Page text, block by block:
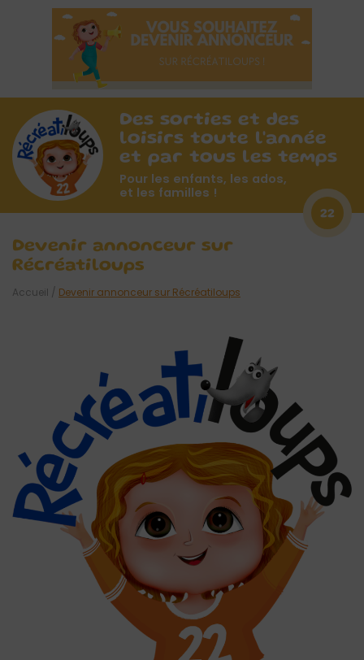
Des sorties et des
loisirs toute l'année
et par tous les temps
Pour les enfants, les ados,
et les familles !
22
Devenir annonceur sur
Récréatiloups
Accueil / Devenir annonceur sur Récréatiloups